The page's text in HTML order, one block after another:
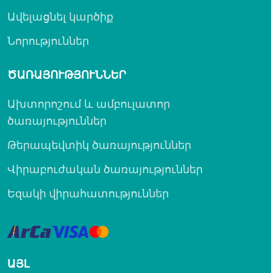
Ավելացնել կարծիք
Նորություններ
ԾԱՌԱՅՈՒԹՅՈՒՆՆԵՐ
Ախտորոշում և ամբուլատոր
ծառայություններ
Թերապեվտիկ ծառայություններ
Վիրաբուժական ծառայություններ
Եզակի վիրահատություններ
ԱՅԼ